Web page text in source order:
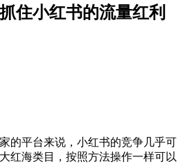
住小红书的流量红利
的平台来说，小红书的竞争几乎可
红海类目，按照方法操作一样可以